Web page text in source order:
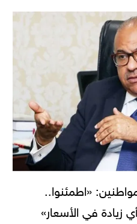
«اطمئنوا..
زيادة في الأسعار»